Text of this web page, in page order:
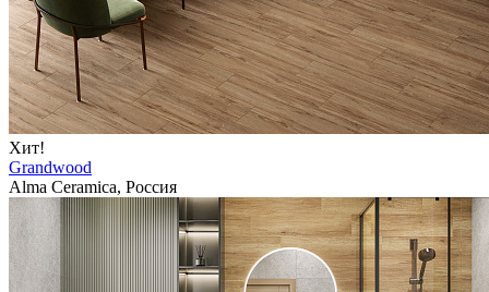
Хит!
Grandwood
Alma Ceramica, Россия